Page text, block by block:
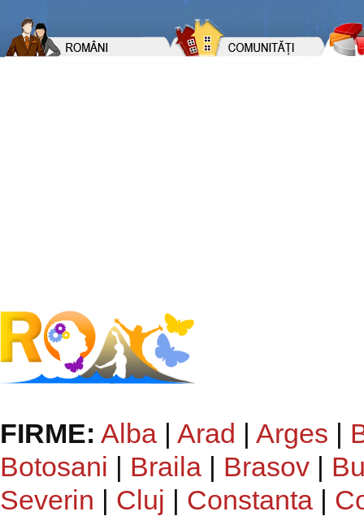
FIRME: Alba | Arad | Arges |
Botosani | Braila | Brasov |
Severin | Cluj | Constanta |